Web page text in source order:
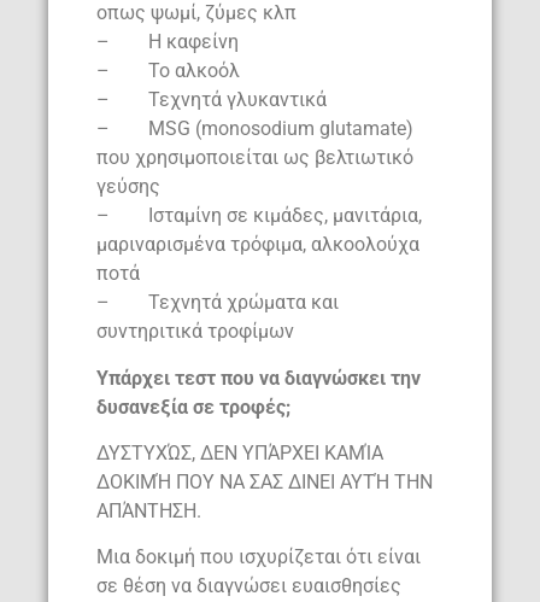
οπως ψωμί, ζύμες κλπ
– Η καφείνη
– Το αλκοόλ
– Τεχνητά γλυκαντικά
– MSG (monosodium glutamate)
που χρησιμοποιείται ως βελτιωτικό
γεύσης
– Ισταμίνη σε κιμάδες, μανιτάρια,
μαριναρισμένα τρόφιμα, αλκοολούχα
ποτά
– Τεχνητά χρώματα και
συντηριτικά τροφίμων
Yπάρχει τεστ που να διαγνώσκει την
δυσανεξία σε τροφές;
ΔΥΣΤΥΧΏΣ, ΔΕΝ ΥΠΆΡΧΕΙ ΚΑΜΊΑ
ΔΟΚΙΜΉ ΠΟΥ ΝΑ ΣΑΣ ΔΙΝΕΙ ΑΥΤΉ ΤΗΝ
ΑΠΆΝΤΗΣΗ.
Μια δοκιμή που ισχυρίζεται ότι είναι
σε θέση να διαγνώσει ευαισθησίες